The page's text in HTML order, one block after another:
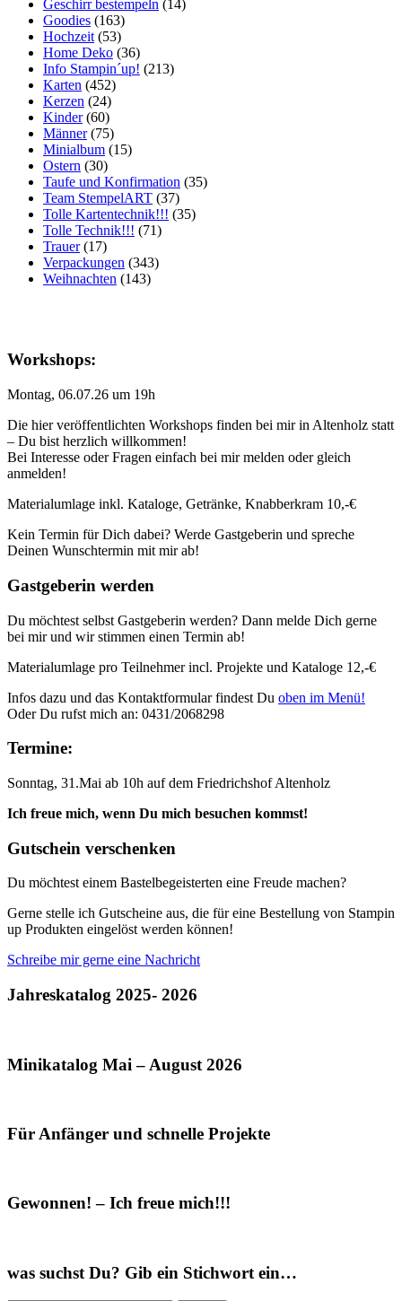
Geschirr bestempeln (14)
Goodies (163)
Hochzeit (53)
Home Deko (36)
Info Stampin´up! (213)
Karten (452)
Kerzen (24)
Kinder(60)
Männer(75)
Minialbum (15)
Ostern (30)
Taufe und Konfirmation (35)
Team StempelART (37)
Tolle Kartentechnik!!! (35)
Tolle Technik!!! (71)
Trauer(17)
Verpackungen (343)
Weihnachten (143)
Workshops:
Montag, 06.07.26 um 19h
Die hier veröffentlichten Workshops finden bei mir in Altenholz statt
– Du bist herzlich willkommen!
Bei Interesse oder Fragen einfach bei mir melden oder gleich
anmelden!
Materialumlage inkl. Kataloge, Getränke, Knabberkram 10,-€
Kein Termin für Dich dabei? Werde Gastgeberin und spreche
Deinen Wunschtermin mit mir ab!
Gastgeberin werden
Du möchtest selbst Gastgeberin werden? Dann melde Dich gerne
bei mir und wir stimmen einen Termin ab!
Materialumlage pro Teilnehmer incl. Projekte und Kataloge 12,-€
Infos dazu und das Kontaktformular findest Du oben im Menü!
Oder Du rufst mich an: 0431/2068298
Termine:
Sonntag, 31.Mai ab 10h auf dem Friedrichshof Altenholz
Ich freue mich, wenn Du mich besuchen kommst!
Gutschein verschenken
Du möchtest einem Bastelbegeisterten eine Freude machen?
Gerne stelle ich Gutscheine aus, die für eine Bestellung von Stampin
up Produkten eingelöst werden können!
Schreibe mir gerne eine Nachricht
Jahreskatalog 2025- 2026
Minikatalog Mai – August 2026
Für Anfänger und schnelle Projekte
Gewonnen! – Ich freue mich!!!
was suchst Du? Gib ein Stichwort ein…